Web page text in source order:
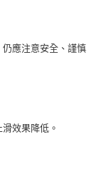
應注意安全、謹慎
效果降低。